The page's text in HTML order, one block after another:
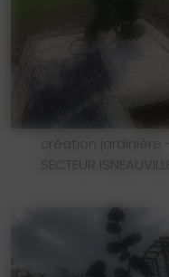
création jardinière -
SECTEUR ISNEAUVILLE